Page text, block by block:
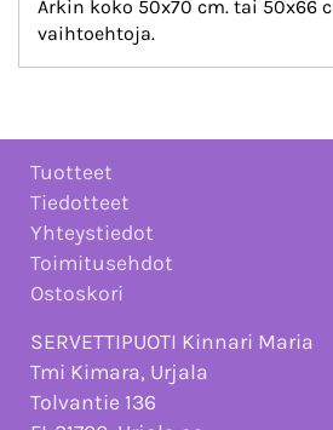
Arkin koko 50x70 cm. tai 50x66
vaihtoehtoja.
Tuotteet
Tiedotteet
Yhteystiedot
Toimitusehdot
Ostoskori
SERVETTIPUOTI Kinnari Maria
Tmi Kimara, Urjala
Tolvantie 136